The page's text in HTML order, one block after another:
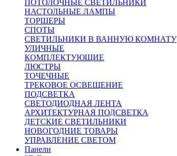
ПОТОЛОЧНЫЕ СВЕТИЛЬНИКИ
НАСТОЛЬНЫЕ ЛАМПЫ
ТОРШЕРЫ
СПОТЫ
СВЕТИЛЬНИКИ В ВАННУЮ КОМНАТУ
УЛИЧНЫЕ
КОМПЛЕКТУЮЩИЕ
ЛЮСТРЫ
ТОЧЕЧНЫЕ
ТРЕКОВОЕ ОСВЕЩЕНИЕ
ПОДСВЕТКА
СВЕТОДИОДНАЯ ЛЕНТА
АРХИТЕКТУРНАЯ ПОДСВЕТКА
ДЕТСКИЕ СВЕТИЛЬНИКИ
НОВОГОДНИЕ ТОВАРЫ
УПРАВЛЕНИЕ СВЕТОМ
Панели